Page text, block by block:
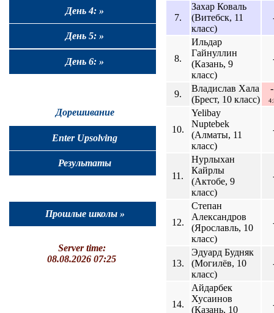
День 4: »
День 5: »
День 6: »
Дорешивание
Enter Upsolving
Результаты
Прошлые школы »
Server time:
08.08.2026 07:25
7.
Захар Коваль
(Витебск, 11
класс)
8.
Ильдар
Гайнуллин
(Казань, 9
класс)
9.
Владислав Хала
(Брест, 10 класс)
10.
Yelibay
Nuptebek
(Алматы, 11
класс)
11.
Нурлыхан
Кайрлы
(Актобе, 9
класс)
12.
Степан
Александров
(Ярославль, 10
класс)
13.
Эдуард Будняк
(Могилёв, 10
класс)
14.
Айдарбек
Хусаинов
(Казань, 10